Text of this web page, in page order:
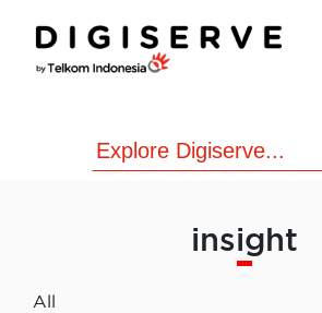
content
insight
All